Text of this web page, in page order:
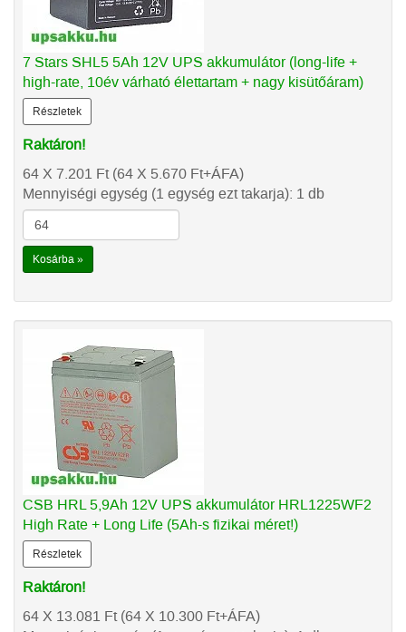
7 Stars SHL5 5Ah 12V UPS akkumulátor (long-life +
high-rate, 10év várható élettartam + nagy kisütőáram)
Részletek
Raktáron!
64 X 7.201 Ft(64 X 5.670 Ft+ÁFA)
Mennyiségi egység (1 egység ezt takarja): 1 db
Kosárba »
CSB HRL 5,9Ah 12V UPS akkumulátor HRL1225WF2
High Rate + Long Life (5Ah-s fizikai méret!)
Részletek
Raktáron!
64 X 13.081 Ft(64 X 10.300 Ft+ÁFA)